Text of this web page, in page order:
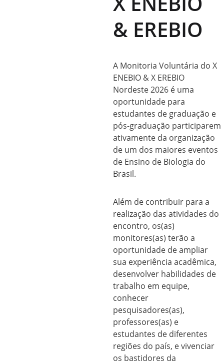
& EREBIO
A Monitoria Voluntária do X
ENEBIO & X EREBIO
Nordeste 2026 é uma
oportunidade para
estudantes de graduação e
pós-graduação participarem
ativamente da organização
de um dos maiores eventos
de Ensino de Biologia do
Brasil.
Além de contribuir para a
realização das atividades do
encontro, os(as)
monitores(as) terão a
oportunidade de ampliar
sua experiência acadêmica,
desenvolver habilidades de
trabalho em equipe,
conhecer
pesquisadores(as),
professores(as) e
estudantes de diferentes
regiões do país, e vivenciar
os bastidores da